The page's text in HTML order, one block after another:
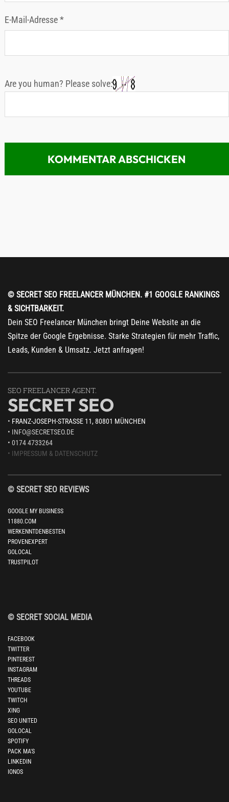
E-Mail-Adresse*
Are you human? Please solve:
© SECRET SEO FREELANCER MÜNCHEN. #1 GOOGLE RANKINGS
& SICHTBARKEIT.
Dein SEO Freelancer München bringt Deine Website an die
Spitze der Google Ergebnisse. Starke Strategien für mehr Traffic,
Leads, Kunden & Umsatz. Jetzt anfragen!
SEO FREELANCER AGENT.
SECRET SEO
• FRANZ-JOSEPH-STRASSE 11, 80801 MÜNCHEN
• INFO@SECRETSEO.DE
• 0174 4733264
• IMPRESSUM & DATENSCHUTZ
© SECRET SEO REVIEWS
GOOGLE MY BUSINESS
11880.COM
WERKENNTDENBESTEN
PROVENEXPERT
GOLOCAL
TRUSTPILOT
© SECRET SOCIAL MEDIA
FACEBOOK
TWITTER
PINTEREST
INSTAGRAM
THREADS
YOUTUBE
TWITCH
XING
SEO UNITED
GOLOCAL
SPOTIFY
PACK MA'S
LINKEDIN
IONOS